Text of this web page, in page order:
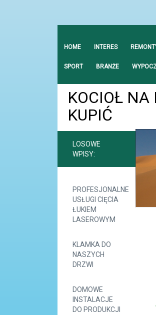
HOME INTERES
SPORT BRANŻE
KOCIOŁ NA
KUPIĆ
LOSOWE
WPISY:
PROFESJONALNE
USŁUGI CIĘCIA
ŁUKIEM
LASEROWYM
KLAMKA DO
NASZYCH
DRZWI
DOMOWE
INSTALACJE
DO PRODUKCJI